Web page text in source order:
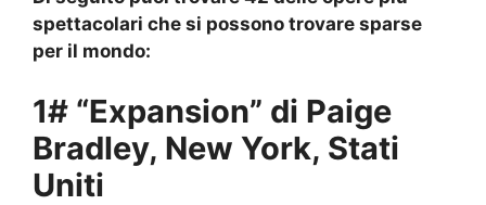
spettacolari che si possono trovare sparse
per il mondo:
1# “Expansion” di Paige
Bradley, New York, Stati
Uniti